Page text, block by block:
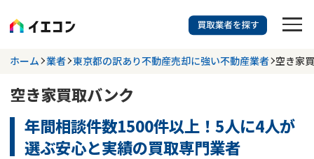
訳あり物件に強い業者を探す
都道府県を選択
掲載業者 703
件
更新日 :2026年07月31日 検索する
ホーム 業者 東京都の訳あり不動産売却に強い不動産業者 空き家
空き家買取バンク
年間相談件数1500件以上！5人に4人が
選ぶ安心と実績の買取専門業者